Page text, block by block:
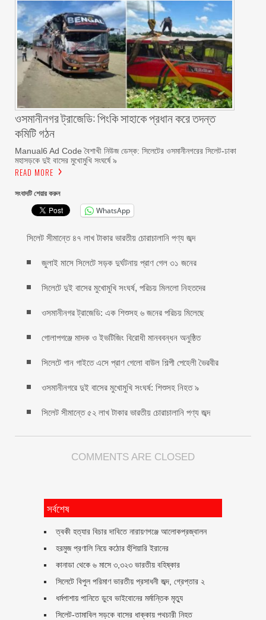
ওসমানীনগর ট্রাজেডি: পিংকি সাহাকে প্রধান করে তদন্ত
কমিটি গঠন
Manual6 Ad Code বৈশাখী নিউজ ডেস্ক: সিলেটের ওসমানীনগরের সিলেট-ঢাকা
মহাসড়কে দুই বাসের মুখোমুখি সংঘর্ষে ৯
READ MORE
সংবাদটি শেয়ার করুন
WhatsApp
সিলেট সীমান্তে ৪৭ লাখ টাকার ভারতীয় চোরাচালানি পণ্য জব্দ
জুলাই মাসে সিলেটে সড়ক দুর্ঘটনায় প্রাণ গেল ৩১ জনের
সিলেটে দুই বাসের মুখোমুখি সংঘর্ষ, পরিচয় মিললো নিহতদের
ওসমানীনগর ট্রাজেডি: এক শিশুসহ ৬ জনের পরিচয় মিলেছে
গোলাপগঞ্জে মাদক ও ইভটিজিং বিরোধী মানববন্ধন অনুষ্ঠিত
সিলেটে গান গাইতে এসে প্রাণ গেলো বাউল শিল্পী পেহেলী ভৈরবীর
ওসমানীনগরে দুই বাসের মুখোমুখি সংঘর্ষ: শিশুসহ নিহত ৯
সিলেট সীমান্তে ৫২ লাখ টাকার ভারতীয় চোরাচালানি পণ্য জব্দ
COMMENTS ARE CLOSED
সর্বশেষ
ত্বকী হত্যার বিচার দাবিতে নারায়ণগঞ্জে আলোকপ্রজ্বালন
হরমুজ প্রণালি নিয়ে কঠোর হুঁশিয়ারি ইরানের
কানাডা থেকে ৬ মাসে ৩,৩২৩ ভারতীয় বহিষ্কার
সিলেটে বিপুল পরিমাণ ভারতীয় প্রসাধনী জব্দ, গ্রেপ্তার ২
ধর্মপাশায় পানিতে ডুবে ভাইবোনের মর্মান্তিক মৃত্যু
সিলেট-তামাবিল সড়কে বাসের ধাক্কায় পথচারী নিহত